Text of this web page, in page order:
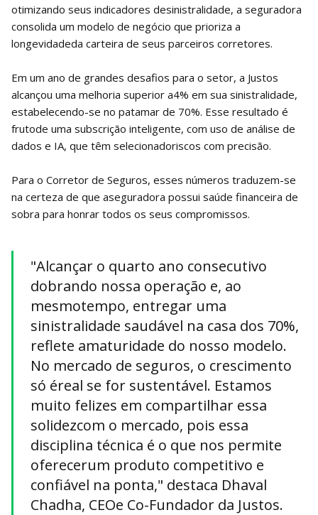
otimizando seus indicadores desinistralidade, a seguradora
consolida um modelo de negócio que prioriza a
longevidadeda carteira de seus parceiros corretores.
Em um ano de grandes desafios para o setor, a Justos
alcançou uma melhoria superior a4% em sua sinistralidade,
estabelecendo-se no patamar de 70%. Esse resultado é
frutode uma subscrição inteligente, com uso de análise de
dados e IA, que têm selecionadoriscos com precisão.
Para o Corretor de Seguros, esses números traduzem-se
na certeza de que aseguradora possui saúde financeira de
sobra para honrar todos os seus compromissos.
"Alcançar o quarto ano consecutivo
dobrando nossa operação e, ao
mesmotempo, entregar uma
sinistralidade saudável na casa dos 70%,
reflete amaturidade do nosso modelo.
No mercado de seguros, o crescimento
só éreal se for sustentável. Estamos
muito felizes em compartilhar essa
solidezcom o mercado, pois essa
disciplina técnica é o que nos permite
oferecerum produto competitivo e
confiável na ponta," destaca Dhaval
Chadha, CEOe Co-Fundador da Justos.